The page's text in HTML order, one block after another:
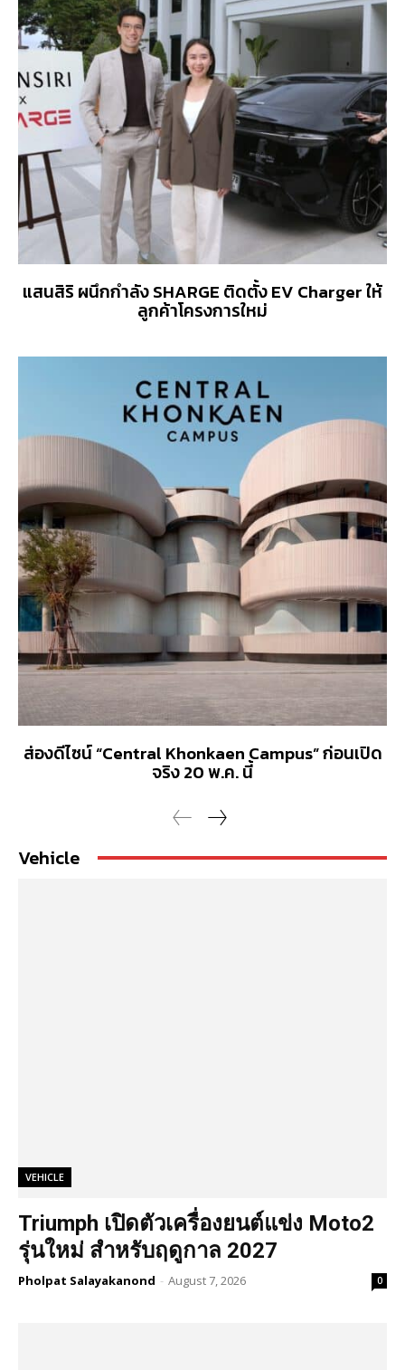
แสนสิริ ผนึกกำลัง SHARGE ติดตั้ง EV Charger ให้
ลูกค้าโครงการใหม่
ส่องดีไซน์ “Central Khonkaen Campus” ก่อนเปิด
จริง 20 พ.ค. นี้
Vehicle
VEHICLE
Triumph เปิดตัวเครื่องยนต์แข่ง Moto2
รุ่นใหม่ สำหรับฤดูกาล 2027
Pholpat Salayakanond - August 7, 2026 0